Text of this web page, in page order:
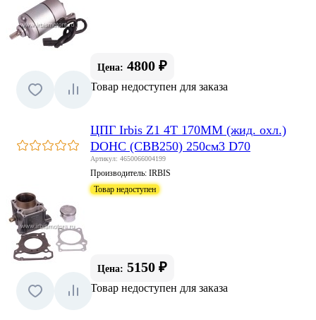
Цена: 4800 ₽
Товар недоступен для заказа
ЦПГ Irbis Z1 4Т 170MM (жид. охл.)
DOHC (CBB250) 250см3 D70
Артикул: 4650066004199
Производитель: IRBIS
Товар недоступен
Цена: 5150 ₽
Товар недоступен для заказа